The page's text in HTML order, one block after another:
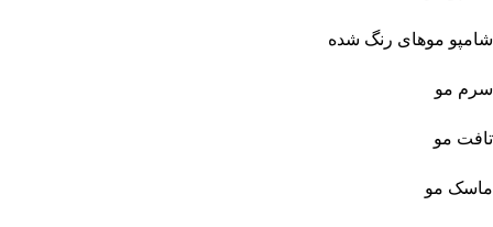
شامپو موهای رنگ شده
سرم مو
تافت مو
ماسک مو